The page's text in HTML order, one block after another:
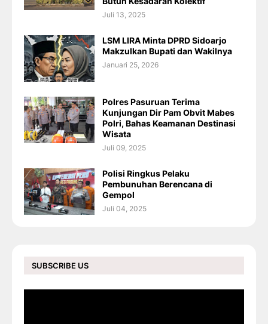
Juli 13, 2025
LSM LIRA Minta DPRD Sidoarjo
Makzulkan Bupati dan Wakilnya
Januari 25, 2026
Polres Pasuruan Terima
Kunjungan Dir Pam Obvit Mabes
Polri, Bahas Keamanan Destinasi
Wisata
Juli 09, 2025
Polisi Ringkus Pelaku
Pembunuhan Berencana di
Gempol
Juli 04, 2025
SUBSCRIBE US